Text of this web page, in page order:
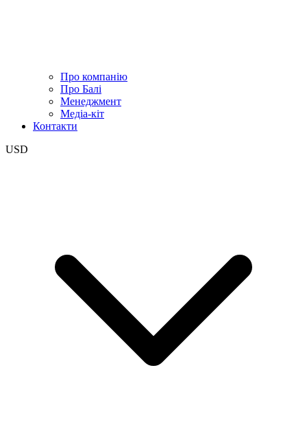
Про компанію
Про Балі
Менеджмент
Медіа-кіт
Контакти
USD